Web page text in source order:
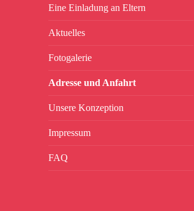
Eine Einladung an Eltern
Aktuelles
Fotogalerie
Adresse und Anfahrt
Unsere Konzeption
Impressum
FAQ